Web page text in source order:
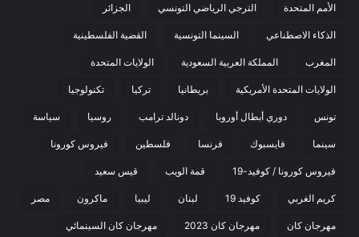
الأمم المتحدة الترجي الرياضي التونسي الجزائر
الذكاء الاصطناعي السينما التونسية القضية الفلسطينية
المغرب المملكة العربية السعودية الولايات المتحدة
الولايات المتحدة الأمريكية بريطانيا تركيا تكنولوجيا
تونس دوري أبطال أوروبا دونالد ترامب روسيا سياسة
سينما فايسبوك فرنسا فلسطين فيروس كورونا
فيروس كورونا / كوفيد-19 قمة الويب قيس سعيد
كريم الغربي كوفيد 19 لبنان ليبيا ماكرون مصر
مهرجان كان مهرجان كان 2023 مهرجان كان السينمائي